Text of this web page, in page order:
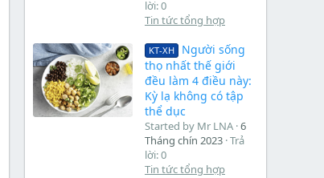
lời: 0
Tin tức tổng hợp
KT-XH
Người sống
thọ nhất thế giới
đều làm 4 điều này:
Kỳ lạ không có tập
thể dục
Started by Mr LNA 6
Tháng chín 2023 Trả
lời: 0
Tin tức tổng hợp